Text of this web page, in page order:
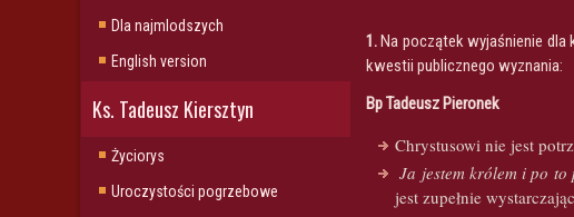
Dla najmlodszych
English version
Ks. Tadeusz Kiersztyn
Życiorys
Uroczystości pogrzebowe
1.Na początek wyjaśnienie dla
kwestii publicznego wyznania:
Bp Tadeusz Pieronek
Chrystusowi nie jest
Ja jestem królem i po to
jest zupełnie